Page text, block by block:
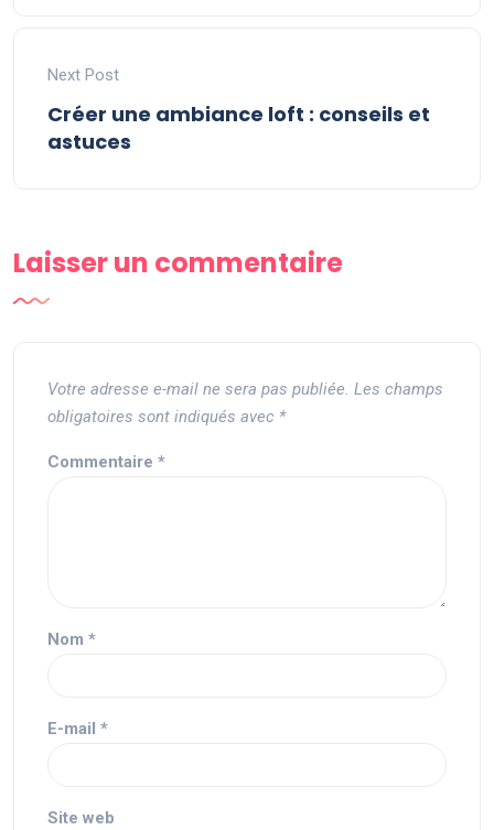
Next Post
Créer une ambiance loft : conseils et
astuces
Laisser un commentaire
Votre adresse e-mail ne sera pas publiée. Les champs
obligatoires sont indiqués avec *
Commentaire *
Nom *
E-mail *
Site web